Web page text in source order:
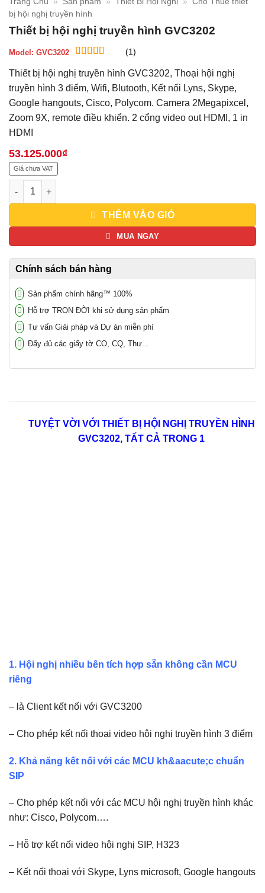
bị hội nghị truyền hình
Thiết bị hội nghị truyền hình GVC3202
Model: GVC3202
trênđánh
giá
(1)
Thiết bị hội nghị truyền hình GVC3202, Thoại hội nghị
truyền hình 3 điểm, Wifi, Blutooth, Kết nối Lyns, Skype,
Google hangouts, Cisco, Polycom. Camera 2Megapixcel,
Zoom 9X, remote điều khiển. 2 cổng video out HDMI, 1 in
HDMI
53.125.000₫
Giá chưa VAT
Thiết bị hội nghị truyền hình GVC3202 số lượng
THÊM VÀO GIỎ
MUA NGAY
Chính sách bán hàng
Sản phẩm chính hãng™ 100%
Hỗ trợ TRỌN ĐỜI khi sử dụng sản phẩm
Tư vấn Giải pháp và Dự án miễn phí
Đẩy đủ các giấy tờ CO, CQ, Thư...
TUYỆT VỜI VỚI THIẾT BỊ HỘI NGHỊ TRUYỀN HÌNH
GVC3202, TẤT CẢ TRONG 1
1. Hội nghị nhiều bên tích hợp sẵn không cần MCU
riêng
– là Client kết nối với GVC3200
– Cho phép kết nối thoại video hội nghị truyền hình 3 điểm
2. Khả năng kết nối với các MCU kh&aacute;c chuẩn
SIP
– Cho phép kết nối với các MCU hội nghị truyền hình khác
như: Cisco, Polycom….
– Hỗ trợ kết nối video hội nghị SIP, H323
– Kết nối thoại với Skype, Lyns microsoft, Google hangouts